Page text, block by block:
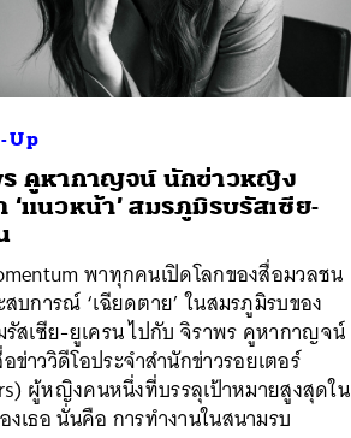
Up
คูหากาญจน์ นักข่าวหญิง
‘แนวหน้า’ สมรภูมิรบรัสเซีย-
พาทุกคนเปิดโลกของสื่อมวลชน
บการณ์ ‘เฉียดตาย’ ในสมรภูมิรบของ
รัสเซีย-ยูเครน ไปกับ จิราพร คูหากาญจน์
าววิดีโอประจำสำนักข่าวรอยเตอร์
ผู้หญิงคนหนึ่งที่บรรลุเป้าหมายสูงสุดใน
เธอ นั่นคือ การทำงานในสนามรบ